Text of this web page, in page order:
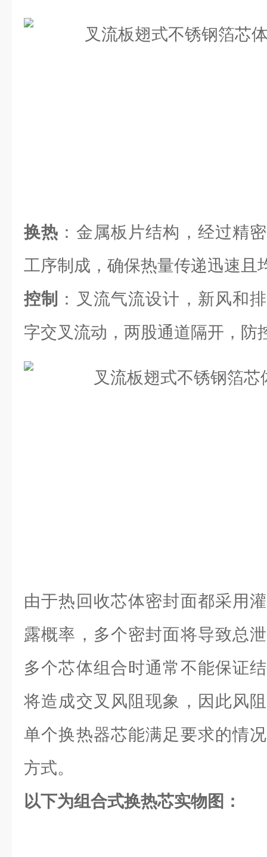
换热 ：金属板片结构，经过精
工序制成，确保热量传递迅速且
控制
：叉流气流设计，新风和
字交叉流动，两股通道隔开，防
由于热回收芯体密封面都采用
露概率，多个密封面将导致总
多个芯体组合时通常不能保证
将造成交叉风阻现象，因此风
单个换热器芯能满足要求的情
方式。
以下为组合式换热芯实物图：